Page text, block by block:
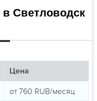
Светловодск
Цена
от 760 RUB/месяц